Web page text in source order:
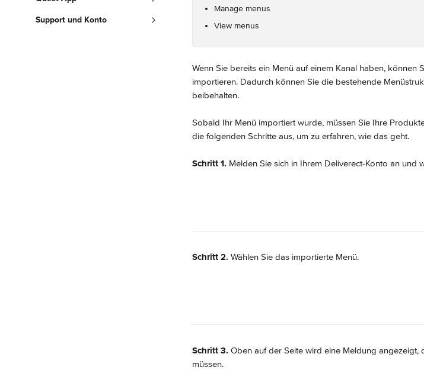
Support und Konto
Manage menus
View menus
Wenn Sie bereits ein Menü auf einem Kanal haben, können
importieren. Dadurch können Sie die bestehende
beibehalten.
Sobald Ihr Menü importiert wurde, müssen Sie Ihre
die folgenden Schritte aus, um zu erfahren, wie das geht.
Schritt 1. Melden Sie sich in Ihrem Deliverect-Konto an und
Schritt 2. Wählen Sie das importierte Menü.
Schritt 3. Oben auf der Seite wird eine Meldung
müssen.